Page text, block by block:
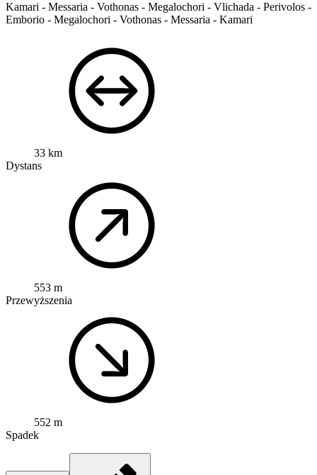
Kamari - Messaria - Vothonas - Megalochori - Vlichada - Perivolos -
Emborio - Megalochori - Vothonas - Messaria - Kamari
33 km
Dystans
553 m
Przewyższenia
552 m
Spadek